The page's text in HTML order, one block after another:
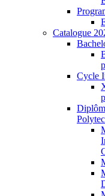
Catalogue
Cycle